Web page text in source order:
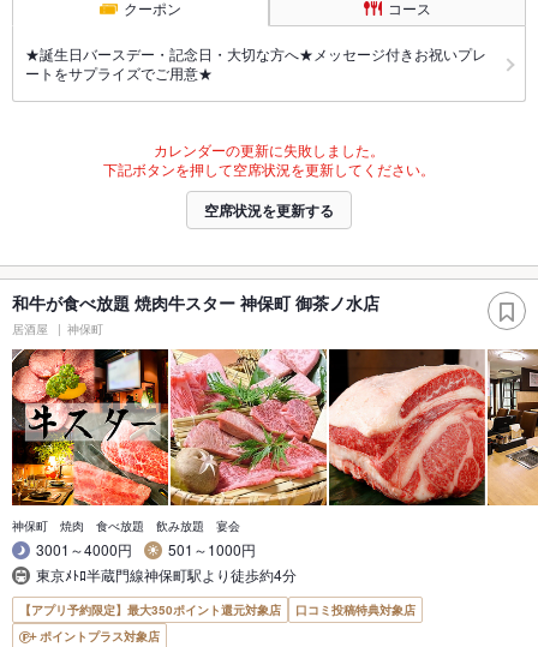
クーポン コース
★誕生日バースデー・記念日・大切な方へ★メッセージ付きお祝いプレ
ートをサプライズでご用意★
カレンダーの更新に失敗しました。
下記ボタンを押して空席状況を更新してください。
空席状況を更新する
和牛が食べ放題 焼肉牛スター 神保町 御茶ノ水店
居酒屋 神保町
神保町 焼肉 食べ放題 飲み放題 宴会
3001～4000円
501～1000円
東京ﾒﾄﾛ半蔵門線神保町駅より徒歩約4分
【アプリ予約限定】最大350ポイント還元対象店
口コミ投稿特典対象店
ポイントプラス対象店